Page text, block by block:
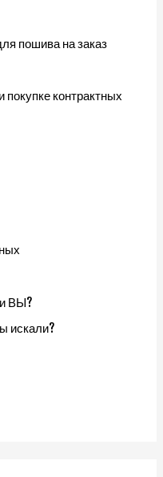
пошива на заказ
покупке контрактных
ВЫ?
искали?